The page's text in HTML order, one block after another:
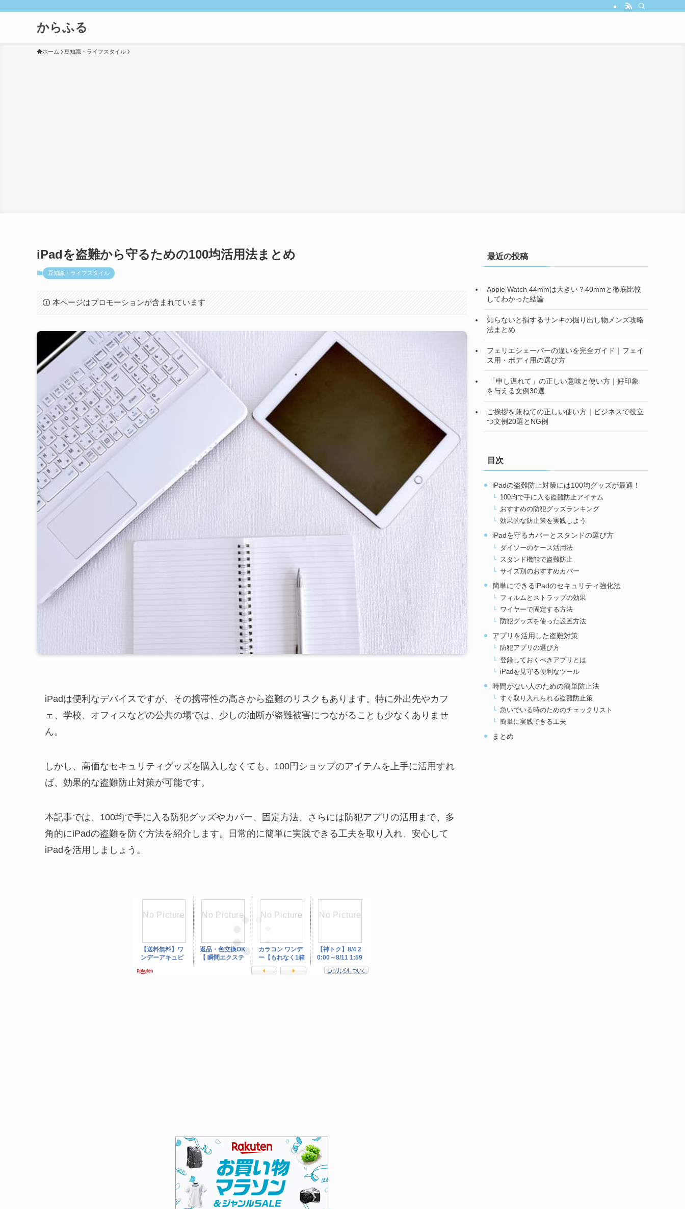
からふる
ホーム 豆知識・ライフスタイル
iPadを盗難から守るための100均活用法まとめ
豆知識・ライフスタイル
本ページはプロモーションが含まれています
iPadは便利なデバイスですが、その携帯性の高さから盗難のリスクもあります。特に外出先やカフ
ェ、学校、オフィスなどの公共の場では、少しの油断が盗難被害につながることも少なくありませ
ん。
しかし、高価なセキュリティグッズを購入しなくても、100円ショップのアイテムを上手に活用すれ
ば、効果的な盗難防止対策が可能です。
本記事では、100均で手に入る防犯グッズやカバー、固定方法、さらには防犯アプリの活用まで、多
角的にiPadの盗難を防ぐ方法を紹介します。日常的に簡単に実践できる工夫を取り入れ、安心して
iPadを活用しましょう。
最近の投稿
Apple Watch 44mmは大きい？40mmと徹底比較
してわかった結論
知らないと損するサンキの掘り出し物メンズ攻略
法まとめ
フェリエシェーバーの違いを完全ガイド｜フェイ
ス用・ボディ用の選び方
「申し遅れて」の正しい意味と使い方｜好印象
を与える文例30選
ご挨拶を兼ねての正しい使い方｜ビジネスで役立
つ文例20選とNG例
目次
iPadの盗難防止対策には100均グッズが最適！
100均で手に入る盗難防止アイテム
おすすめの防犯グッズランキング
効果的な防止策を実践しよう
iPadを守るカバーとスタンドの選び方
ダイソーのケース活用法
スタンド機能で盗難防止
サイズ別のおすすめカバー
簡単にできるiPadのセキュリティ強化法
フィルムとストラップの効果
ワイヤーで固定する方法
防犯グッズを使った設置方法
アプリを活用した盗難対策
防犯アプリの選び方
登録しておくべきアプリとは
iPadを見守る便利なツール
時間がない人のための簡単防止法
すぐ取り入れられる盗難防止策
急いでいる時のためのチェックリスト
簡単に実践できる工夫
まとめ